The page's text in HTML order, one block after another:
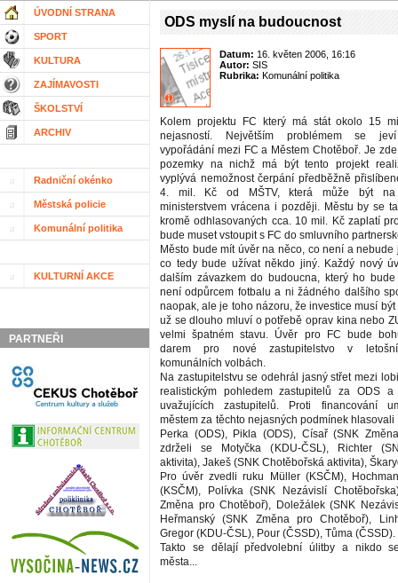
ÚVODNÍ STRANA
SPORT
KULTURA
ZAJÍMAVOSTI
ŠKOLSTVÍ
ARCHIV
Radniční okénko
Městská policie
Komunální politika
KULTURNÍ AKCE
PARTNEŘI
ODS myslí na budoucnost
Datum: 16. květen 2006, 16:16
Autor: SIS
Rubrika: Komunální politika
Kolem projektu FC který má stát okolo 15
nejasností. Největším problémem se jeví
vypořádání mezi FC a Městem Chotěboř. Je
pozemky na nichž má být tento projekt
vyplývá nemožnost čerpání předběžně
4. mil. Kč od MŠTV, která může být na
ministerstvem vrácena i později. Městu by se
kromě odhlasovaných cca. 10 mil. Kč zaplatí
bude muset vstoupit s FC do smluvního
Město bude mít úvěr na něco, co není a nebude
co tedy bude užívat někdo jiný. Každý nový
dalším závazkem do budoucna, který ho bude
není odpůrcem fotbalu a ni žádného dalšího
naopak, ale je toho názoru, že investice musí
už se dlouho mluví o potřebě oprav kina nebo
velmi špatném stavu. Úvěr pro FC bude
darem pro nové zastupitelstvo v
komunálních volbách.
Na zastupitelstvu se odehrál jasný střet mezi
realistickým pohledem zastupitelů za ODS
uvažujících zastupitelů. Proti financování
městem za těchto nejasných podmínek hlasovali
Perka (ODS), Pikla (ODS), Císař (SNK
zdrželi se Motyčka (KDU-ČSL), Richter
aktivita), Jakeš (SNK Chotěbořská aktivita),
Pro úvěr zvedli ruku Müller (KSČM),
(KSČM), Polívka (SNK Nezávislí
Změna pro Chotěboř), Doležálek (SNK
Heřmanský (SNK Změna pro Chotěboř),
Gregor (KDU-ČSL), Pour (ČSSD), Tůma (ČSSD).
Takto se dělají předvolební úlitby a nikdo
města...